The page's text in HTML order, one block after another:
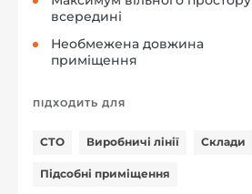
всередині
Необмежена довжина
приміщення
ПІДХОДИТЬ ДЛЯ
СТО Виробничі лінії Склади
Підсобні приміщення